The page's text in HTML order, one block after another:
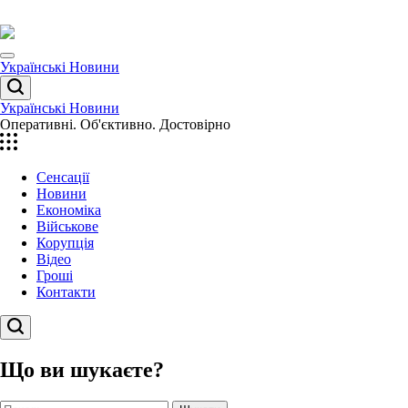
до
вмісту
Menu
Українські Новини
Пошук
Українські Новини
Оперативні. Об'єктивно. Достовірно
Сенсації
Новини
Економіка
Військове
Корупція
Відео
Гроші
Контакти
Пошук
Що ви шукаєте?